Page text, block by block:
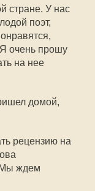
стране. У нас
поэт,
очень прошу
на нее
домой,
рецензию на
Мы ждем